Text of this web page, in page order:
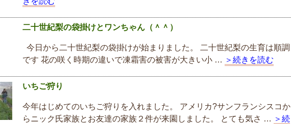
二十世紀梨の袋掛けとワンちゃん（＾＾）
今日から二十世紀梨の袋掛けが始まりました。 二十世紀梨の生育は順調
です 花の咲く時期の違いで凍霜害の被害が大きい小 … ＞続きを読む
いちご狩り
今年はじめてのいちご狩りを入れました。 アメリカ?サンフランシスコか
らニック氏家族とお友達の家族２件が来園しました。 とても気さ … ＞続